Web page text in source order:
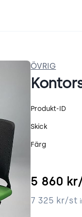
ÖVRIG
Produkt-ID
Skick
Färg
5 860
7 325 kr/st